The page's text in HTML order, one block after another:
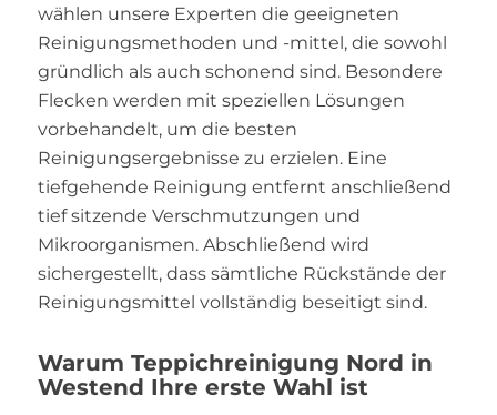
wählen unsere Experten die geeigneten
Reinigungsmethoden und -mittel, die sowohl
gründlich als auch schonend sind. Besondere
Flecken werden mit speziellen Lösungen
vorbehandelt, um die besten
Reinigungsergebnisse zu erzielen. Eine
tiefgehende Reinigung entfernt anschließend
tief sitzende Verschmutzungen und
Mikroorganismen. Abschließend wird
sichergestellt, dass sämtliche Rückstände der
Reinigungsmittel vollständig beseitigt sind.
Warum Teppichreinigung Nord in
Westend Ihre erste Wahl ist